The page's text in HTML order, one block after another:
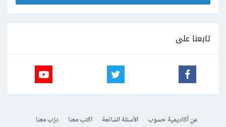
تابعنا على
عن أكاديمية حسوب الأسئلة الشائعة اكتب معنا
درّب معنا